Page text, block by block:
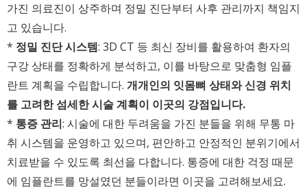
가진 의료진이 상주하며 정밀 진단부터 사후 관리까지 책임지
고 있습니다.
* 정밀 진단 시스템: 3D CT 등 최신 장비를 활용하여 환자의
구강 상태를 정확하게 분석하고, 이를 바탕으로 맞춤형 임플
란트 계획을 수립합니다. 개개인의 잇몸뼈 상태와 신경 위치
를 고려한 섬세한 시술 계획이 이곳의 강점입니다.
* 통증 관리: 시술에 대한 두려움을 가진 분들을 위해 무통 마
취 시스템을 운영하고 있으며, 편안하고 안정적인 분위기에서
치료받을 수 있도록 최선을 다합니다. 통증에 대한 걱정 때문
에 임플란트를 망설였던 분들이라면 이곳을 고려해보세요.